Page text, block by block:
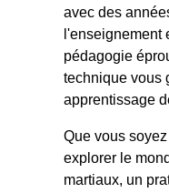
avec des
l'enseignement
pédagogie
technique vous
apprentissage
Que vous
explorer le
martiaux, un